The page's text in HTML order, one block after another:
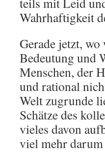
Wahrhaftigkeit
Gerade jetzt, wo
Bedeutung und
Menschen, der
und rational
Welt zugrunde
Schätze des
vieles davon
viel mehr